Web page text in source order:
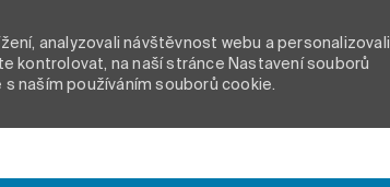
analyzovali návštěvnost webu a personalizovali
kontrolovat, na naší stránce Nastavení souborů
naším používáním souborů cookie.